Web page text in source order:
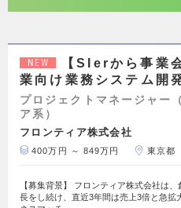
NEW
【SIerから事業
業向け業務システム開
プロジェクトマネージャー
ア系）
フロンティア株式会社
400万円 ～ 849万円 東京都
【募集背景】 フロンティア株式会社は
長をし続け、直近3年間は売上3倍と急拡